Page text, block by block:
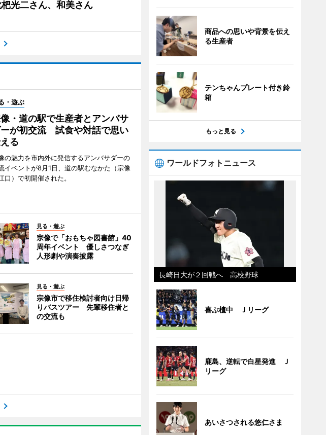
光二さん、和美さん
・遊ぶ
・道の駅で生産者とアンバサ
が初交流 試食や対話で思い
る
の魅力を市内外に発信するアンバサダーの
イベントが8月1日、道の駅むなかた（宗像
口）で初開催された。
見る・遊ぶ
宗像で「おもちゃ図書館」40
周年イベント 優しさつなぎ
人形劇や演奏披露
見る・遊ぶ
宗像市で移住検討者向け日帰
りバスツアー 先輩移住者と
の交流も
商品への思いや背景を伝え
る生産者
テンちゃんプレート付き鈴
箱
もっと見る
ワールドフォトニュース
長崎日大が２回戦へ 高校野球
喜ぶ植中 Ｊリーグ
鹿島、逆転で白星発進 Ｊ
リーグ
あいさつされる悠仁さま